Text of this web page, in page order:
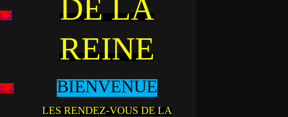
DE LA
REINE
BIENVENUE
LES RENDEZ-VOUS DE LA